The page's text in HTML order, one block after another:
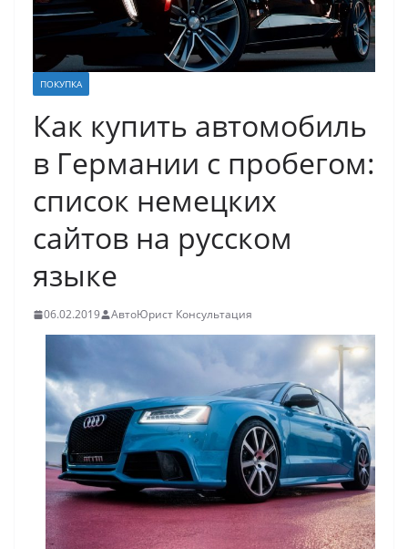
ПОКУПКА
Как купить автомобиль
в Германии с пробегом:
список немецких
сайтов на русском
языке
06.02.2019 АвтоЮрист Консультация